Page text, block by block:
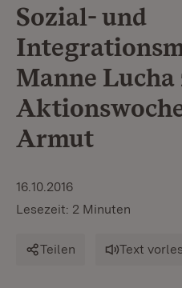
Sozial- und
Manne Lucha
Armut
16.10.2016
Lesezeit: 2 Minuten
Teilen Text